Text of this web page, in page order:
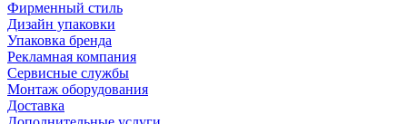
Фирменный стиль
Дизайн упаковки
Упаковка бренда
Рекламная компания
Сервисные службы
Монтаж оборудования
Доставка